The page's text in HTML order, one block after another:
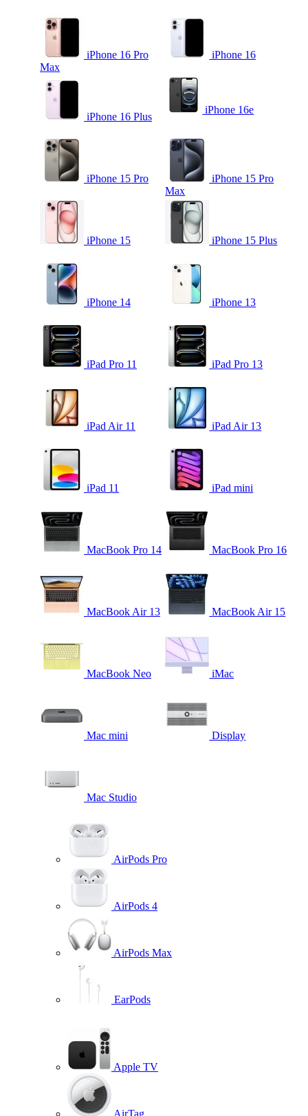
iPhone 16 Pro
Max
iPhone 16
iPhone 16 Plus
iPhone 16e
iPhone 15 Pro
iPhone 15 Pro
Max
iPhone 15 iPhone 15 Plus
iPhone 14 iPhone 13
iPad Pro 11 iPad Pro 13
iPad Air 11 iPad Air 13
iPad 11 iPad mini
MacBook Pro 14 MacBook Pro 16
MacBook Air 13 MacBook Air 15
MacBook Neo iMac
Mac mini Display
Mac Studio
AirPods Pro
AirPods 4
AirPods Max
EarPods
Apple TV